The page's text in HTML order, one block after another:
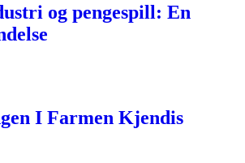
og pengespill: En
I Farmen Kjendis